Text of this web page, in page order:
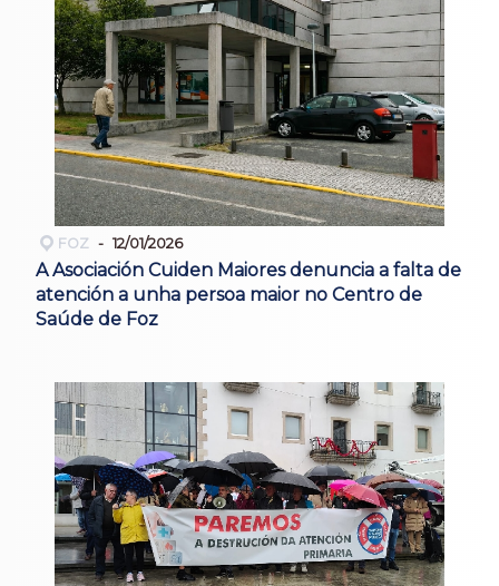
FOZ 12/01/2026
A Asociación Cuiden Maiores denuncia a falta de
atención a unha persoa maior no Centro de
Saúde de Foz